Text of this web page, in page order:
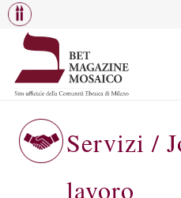
Servizi /
lavoro